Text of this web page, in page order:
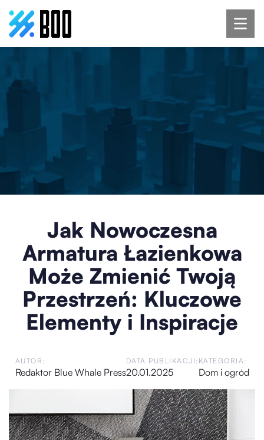
Jak Nowoczesna
Armatura Łazienkowa
Może Zmienić Twoją
Przestrzeń: Kluczowe
Elementy i Inspiracje
AUTOR:
Redaktor Blue Whale Press
DATA PUBLIKACJI:
20.01.2025
KATEGORIA:
Dom i ogród